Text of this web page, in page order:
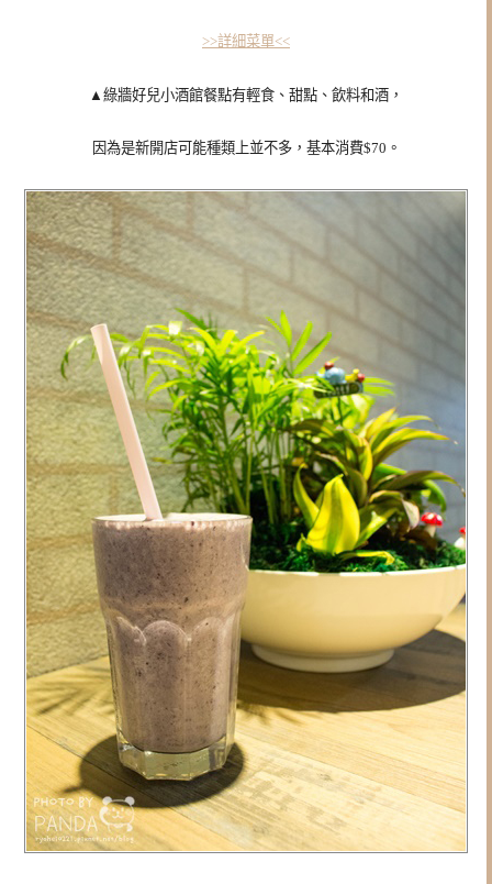
>>詳細菜單<<
▲綠牆好兒小酒館餐點有輕食、甜點、飲料和酒，
因為是新開店可能種類上並不多，基本消費$70。